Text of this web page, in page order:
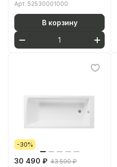
Арт. 52530001000
В корзину
-30%
30 490 ₽ 43 590 ₽